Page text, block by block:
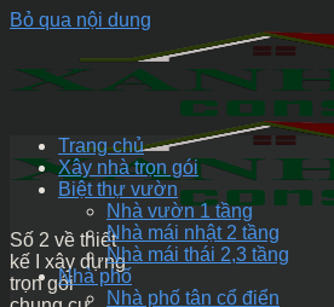
Bỏ qua nội dung
Số 2 về thiết
kế I xây dựng
trọn gói
Trang chủ
Xây nhà trọn gói
Biệt thự vườn
Nhà vườn 1 tầng
Nhà mái nhật 2 tầng
Nhà mái thái 2,3 tầng
Nhà phố
Nhà phố tân cổ điển